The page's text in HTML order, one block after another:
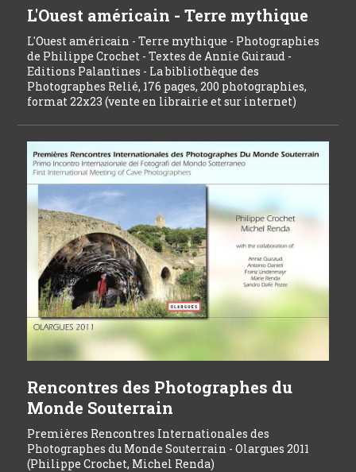
L'Ouest américain - Terre mythique
L'Ouest américain - Terre mythique - Photographies
de Philippe Crochet - Textes de Annie Guiraud -
Editions Palantines - La bibliothèque des
Photographes Relié, 176 pages, 200 photographies,
format 22x23 (vente en librairie et sur internet)
Rencontres des Photographes du
Monde Souterrain
Premières Rencontres Internationales des
Photographes du Monde Souterrain - Olargues 2011
(Philippe Crochet, Michel Renda)